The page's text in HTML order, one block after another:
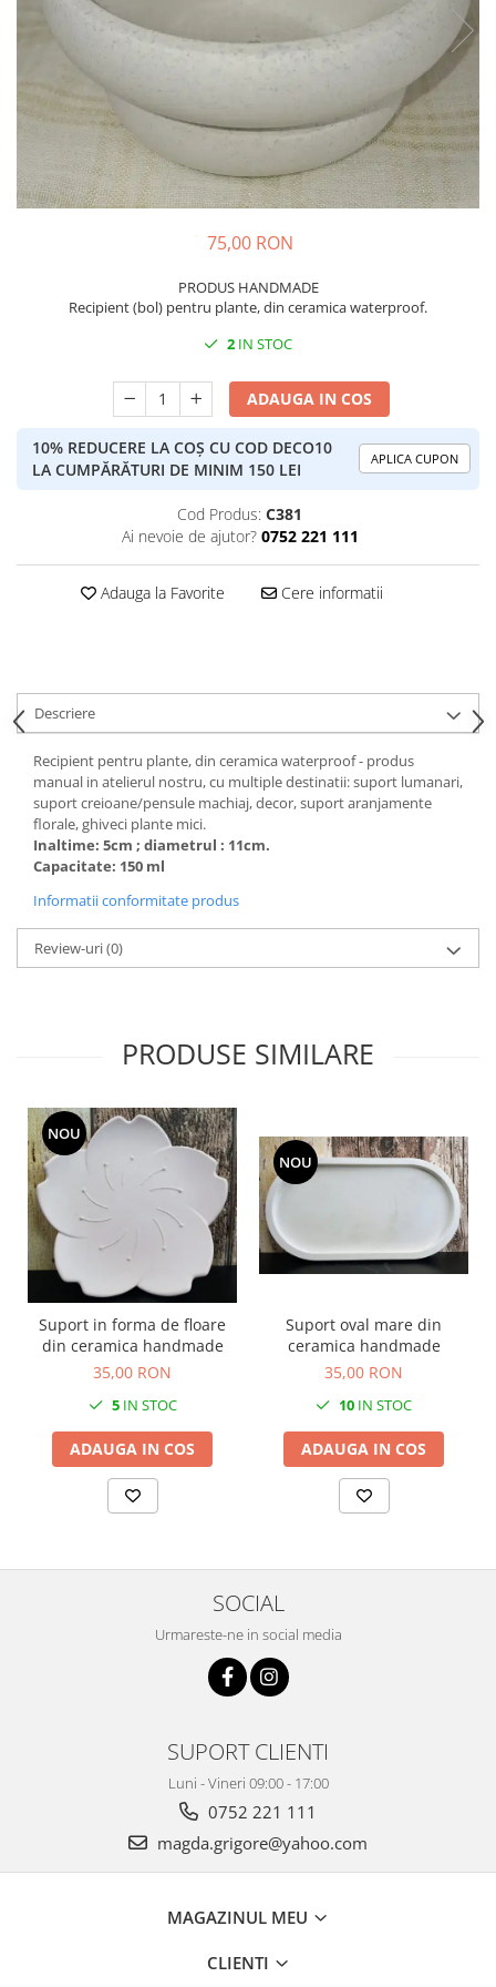
75,00 RON
PRODUS HANDMADE
Recipient (bol) pentru plante, din ceramica waterproof.
2 IN STOC
ADAUGA IN COS
10% REDUCERE LA COȘ CU COD DECO10
LA CUMPĂRĂTURI DE MINIM 150 LEI
APLICA CUPON
Cod Produs: C381
Ai nevoie de ajutor? 0752 221 111
Adauga la Favorite Cere informatii
Descriere
Recipient pentru plante, din ceramica waterproof - produs
manual in atelierul nostru, cu multiple destinatii: suport lumanari,
suport creioane/pensule machiaj, decor, suport aranjamente
florale, ghiveci plante mici.
Inaltime: 5cm ; diametrul : 11cm.
Capacitate: 150 ml
Informatii conformitate produs
Review-uri(0)
PRODUSE SIMILARE
NOU
Suport in forma de floare
din ceramica handmade
35,00 RON
5IN STOC
ADAUGA IN COS
NOU
Suport oval mare din
ceramica handmade
35,00 RON
10 IN STOC
ADAUGA IN COS
SOCIAL
Urmareste-ne in social media
SUPORT CLIENTI
Luni - Vineri 09:00 - 17:00
0752 221 111
magda.grigore@yahoo.com
MAGAZINUL MEU
CLIENTI